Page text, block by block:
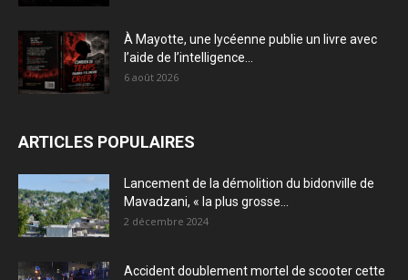
À Mayotte, une lycéenne publie un livre avec
l’aide de l’intelligence...
6 août 2026
ARTICLES POPULAIRES
Lancement de la démolition du bidonville de
Mavadzani, « la plus grosse...
2 décembre 2024
Accident doublement mortel de scooter cette